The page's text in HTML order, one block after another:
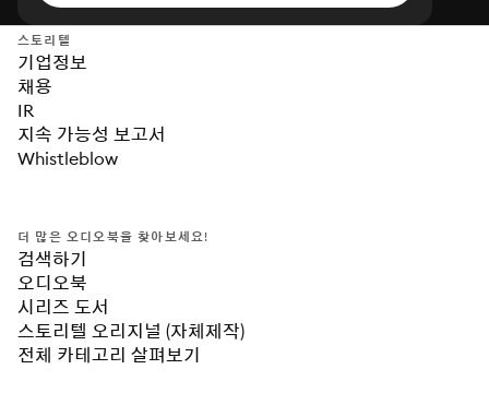
스토리텔
기업정보
채용
IR
지속 가능성 보고서
Whistleblow
더 많은 오디오북을 찾아보세요!
검색하기
오디오북
시리즈 도서
스토리텔 오리지널 (자체제작)
전체 카테고리 살펴보기